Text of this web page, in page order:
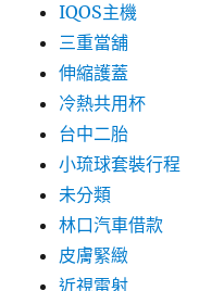
IQOS主機
三重當舖
伸縮護蓋
冷熱共用杯
台中二胎
小琉球套裝行程
未分類
林口汽車借款
皮膚緊緻
近視雷射